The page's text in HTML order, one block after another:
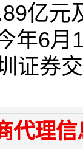
亿元
年6月
证券
代理信